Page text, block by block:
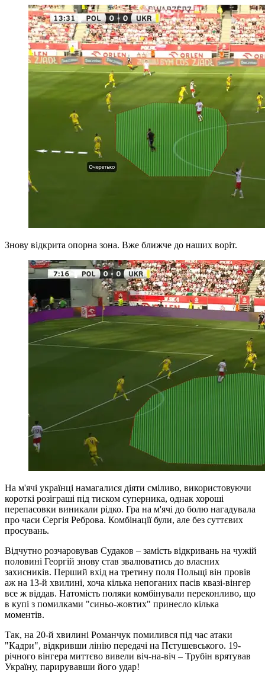
Знову відкрита опорна зона. Вже ближче до наших воріт.
На м'ячі українці намагалися діяти сміливо, використовуючи
короткі розіграші під тиском суперника, однак хороші
перепасовки виникали рідко. Гра на м'ячі до болю нагадувала
про часи Сергія Реброва. Комбінації були, але без суттєвих
просувань.
Відчутно розчаровував Судаков – замість відкривань на чужій
половині Георгій знову став звалюватись до власних
захисників. Перший вхід на третину поля Польщі він провів
аж на 13-й хвилині, хоча кілька непоганих пасів квазі-вінгер
все ж віддав. Натомість поляки комбінували переконливо, що
в купі з помилками "синьо-жовтих" принесло кілька
моментів.
Так, на 20-й хвилині Романчук помилився під час атаки
"Кадри", відкривши лінію передачі на Пєтушевського. 19-
річного вінгера миттєво вивели віч-на-віч – Трубін врятував
Україну, парирувавши його удар!